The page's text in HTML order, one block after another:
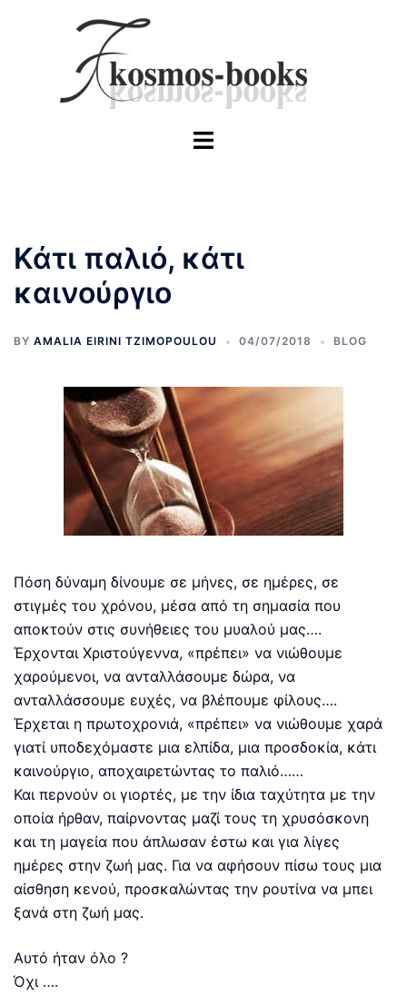
Toggle
Κάτι παλιό, κάτι
καινούργιο
BY AMALIA EIRINI TZIMOPOULOU 04/07/2018 BLOG
Πόση δύναμη δίνουμε σε μήνες, σε ημέρες, σε
στιγμές του χρόνου, μέσα από τη σημασία που
αποκτούν στις συνήθειες του μυαλού μας….
Έρχονται Χριστούγεννα, «πρέπει» να νιώθουμε
χαρούμενοι, να ανταλλάσουμε δώρα, να
ανταλλάσσουμε ευχές, να βλέπουμε φίλους….
Έρχεται η πρωτοχρονιά, «πρέπει» να νιώθουμε χαρά
γιατί υποδεχόμαστε μια ελπίδα, μια προσδοκία, κάτι
καινούργιο, αποχαιρετώντας το παλιό……
Και περνούν οι γιορτές, με την ίδια ταχύτητα με την
οποία ήρθαν, παίρνοντας μαζί τους τη χρυσόσκονη
και τη μαγεία που άπλωσαν έστω και για λίγες
ημέρες στην ζωή μας. Για να αφήσουν πίσω τους μια
αίσθηση κενού, προσκαλώντας την ρουτίνα να μπει
ξανά στη ζωή μας.
Αυτό ήταν όλο ?
Όχι ….